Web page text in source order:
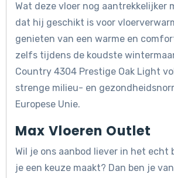
Wat deze vloer nog aantrekkelijker
dat hij geschikt is voor
genieten van een warme en
zelfs tijdens de koudste
Country 4304 Prestige Oak Light
strenge milieu- en
Europese Unie.
Max Vloeren Outlet
Wil je ons aanbod liever in het echt
je een keuze maakt? Dan ben je